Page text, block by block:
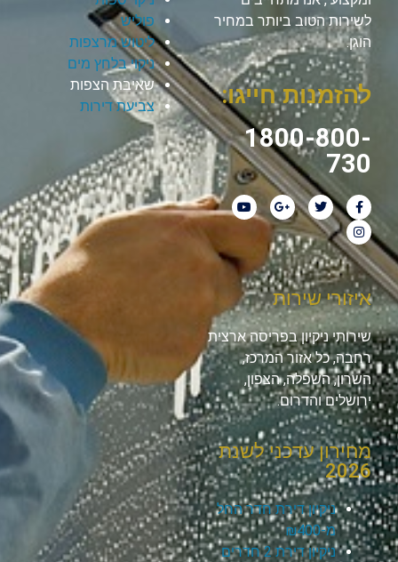
לשירות הטוב ביותר במחיר
הוגן.
להזמנות חייגו:
1800-800-
730
פוליש
ליטוש מרצפות
ניקוי בלחץ מים
שאיבת הצפות
צביעת דירות
איזורי שירות
שירותי ניקיון בפריסה ארצית
רחבה, כל אזור המרכז,
השרון, השפלה, הצפון,
ירושלים והדרום.
מחירון עדכני לשנת
2026
ניקיון דירת חדר החל
מ-₪400
ניקיון דירת 2 חדרים